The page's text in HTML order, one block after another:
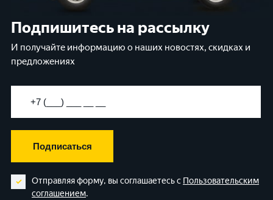
Подпишитесь на рассылку
И получайте информацию о наших новостях, скидках и
предложениях
Подписаться
Отправляя форму, вы соглашаетесь с Пользовательским
соглашением.